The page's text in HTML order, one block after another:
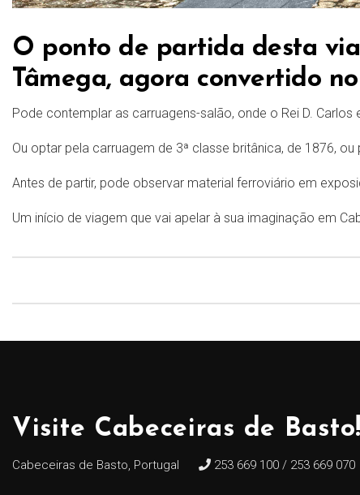
O ponto de partida desta
Tâmega, agora convertido
Pode contemplar as carruagens-salão, onde o Rei D. Carlos
Ou optar pela carruagem de 3ª classe britânica, de 1876,
Antes de partir, pode observar material ferroviário em
Um início de viagem que vai apelar à sua imaginação em
Visite Cabeceiras de Basto!
Cabeceiras de Basto, Portugal 253 669 100 / 253 669 070